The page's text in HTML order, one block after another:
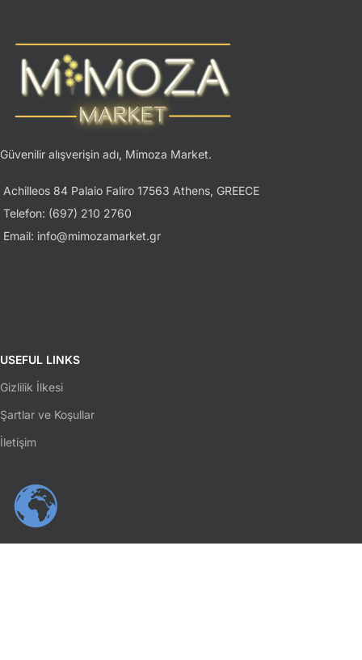
Güvenilir alışverişin adı, Mimoza Market.
Achilleos 84 Palaio Faliro 17563 Athens, GREECE
Telefon: (697) 210 2760
Email: info@mimozamarket.gr
USEFUL LINKS
Gizlilik İlkesi
Şartlar ve Koşullar
İletişim